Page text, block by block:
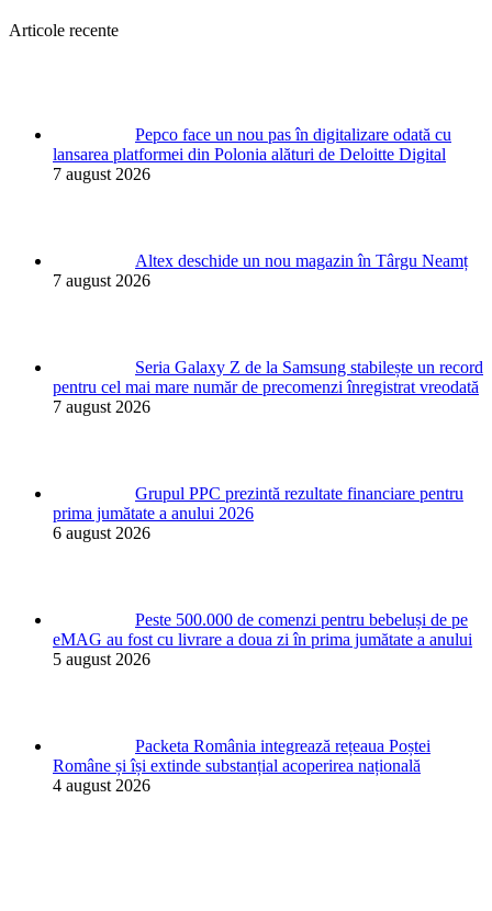
Articole recente
Pepco face un nou pas în digitalizare odată cu
lansarea platformei din Polonia alături de Deloitte Digital
7 august 2026
Altex deschide un nou magazin în Târgu Neamț
7 august 2026
Seria Galaxy Z de la Samsung stabilește un record
pentru cel mai mare număr de precomenzi înregistrat vreodată
7 august 2026
Grupul PPC prezintă rezultate financiare pentru
prima jumătate a anului 2026
6 august 2026
Peste 500.000 de comenzi pentru bebeluși de pe
eMAG au fost cu livrare a doua zi în prima jumătate a anului
5 august 2026
Packeta România integrează rețeaua Poștei
Române și își extinde substanțial acoperirea națională
4 august 2026